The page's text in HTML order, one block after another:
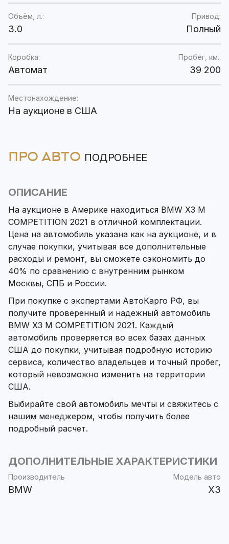
Объём, л.:
3.0
Привод:
Полный
Коробка:
Автомат
Пробег, км.:
39 200
Местонахождение:
На аукционе в США
ПРО АВТО ПОДРОБНЕЕ
ОПИСАНИЕ
На аукционе в Америке находиться BMW X3 M
COMPETITION 2021 в отличной комплектации.
Цена на автомобиль указана как на аукционе, и в
случае покупки, учитывая все дополнительные
расходы и ремонт, вы сможете сэкономить до
40% по сравнению с внутренним рынком
Москвы, СПБ и России.
При покупке с экспертами АвтоКарго РФ, вы
получите проверенный и надежный автомобиль
BMW X3 M COMPETITION 2021. Каждый
автомобиль проверяется во всех базах данных
США до покупки, учитывая подробную историю
сервиса, количество владельцев и точный пробег,
который невозможно изменить на территории
США.
Выбирайте свой автомобиль мечты и свяжитесь с
нашим менеджером, чтобы получить более
подробный расчет.
ДОПОЛНИТЕЛЬНЫЕ ХАРАКТЕРИСТИКИ
Производитель
BMW
Модель авто
X3